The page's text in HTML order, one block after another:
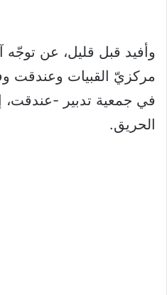
وأفيد قبل قليل، عن توجّه
مركزيّ القبيات وعندقت
في جمعية تدبير -عندقت،
الحريق.